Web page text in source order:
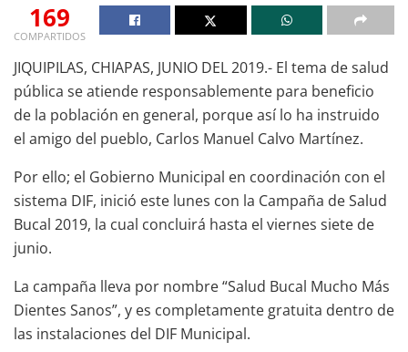
169
COMPARTIDOS
JIQUIPILAS, CHIAPAS, JUNIO DEL 2019.- El tema de salud
pública se atiende responsablemente para beneficio
de la población en general, porque así lo ha instruido
el amigo del pueblo, Carlos Manuel Calvo Martínez.
Por ello; el Gobierno Municipal en coordinación con el
sistema DIF, inició este lunes con la Campaña de Salud
Bucal 2019, la cual concluirá hasta el viernes siete de
junio.
La campaña lleva por nombre “Salud Bucal Mucho Más
Dientes Sanos”, y es completamente gratuita dentro de
las instalaciones del DIF Municipal.